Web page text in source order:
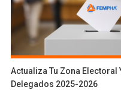
Actualiza Tu Zona Electoral
Delegados 2025-2026